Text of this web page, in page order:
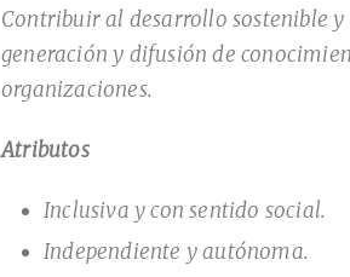
Contribuir al desarrollo sostenible
generación y difusión de
organizaciones.
Atributos
Inclusiva y con sentido social.
Independiente y autónoma.